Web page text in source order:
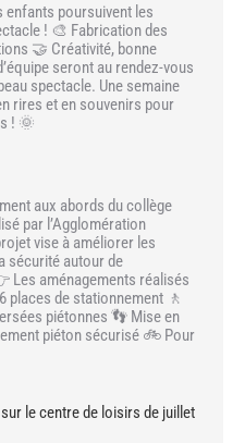
enfants poursuivent les
! 🎨 Fabrication des
🤝 Créativité, bonne
seront au rendez-vous
spectacle. Une semaine
rires et en souvenirs pour
! 🌞
aux abords du collège
par l’Agglomération
vise à améliorer les
sécurité autour de
Les aménagements réalisés
places de stationnement 🚶
piétonnes 👣 Mise en
piéton sécurisé 🚲 Pour
le centre de loisirs de juillet